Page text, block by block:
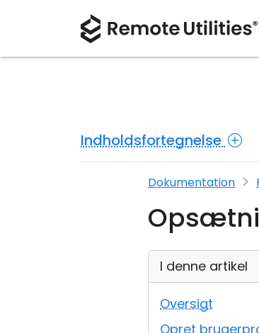
Indholdsfortegnelse
Dokumentation
I denne artikel
Oversigt
Opret